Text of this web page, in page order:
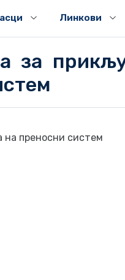
Линкови
за
на преносни систем